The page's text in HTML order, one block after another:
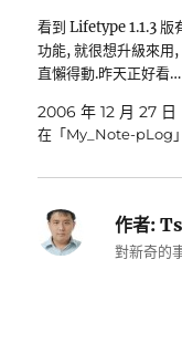
看到 Lifetype 1.1.3 版
功能, 就很想升級來用
直懶得動.昨天正好看…
2006 年 12 月 27 日
在「My_Note-pLog
作者:
對新奇的